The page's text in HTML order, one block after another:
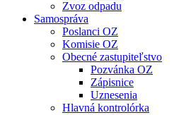
Zvoz odpadu
Samospráva
Poslanci OZ
Komisie OZ
Obecné zastupiteľstvo
Pozvánka OZ
Zápisnice
Uznesenia
Hlavná kontrolórka